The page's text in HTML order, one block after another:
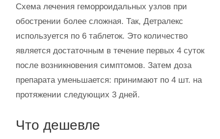
Схема лечения геморроидальных узлов при
обострении более сложная. Так, Детралекс
используется по 6 таблеток. Это количество
является достаточным в течение первых 4 суток
после возникновения симптомов. Затем доза
препарата уменьшается: принимают по 4 шт. на
протяжении следующих 3 дней.
Что дешевле